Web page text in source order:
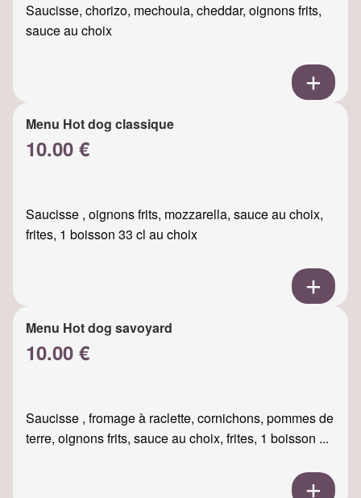
Saucisse, chorizo, mechouia, cheddar, oignons frits,
sauce au choix
Menu Hot dog classique
10.00 €
Saucisse , oignons frits, mozzarella, sauce au choix,
frites, 1 boisson 33 cl au choix
Menu Hot dog savoyard
10.00 €
Saucisse , fromage à raclette, cornichons, pommes de
terre, oignons frits, sauce au choix, frites, 1 boisson ...